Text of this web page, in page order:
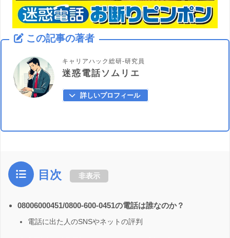
この記事の著者
キャリアハック総研-研究員
迷惑電話ソムリエ
詳しいプロフィール
目次 非表示
08006000451/0800-600-0451の電話は誰なのか？
電話に出た人のSNSやネットの評判